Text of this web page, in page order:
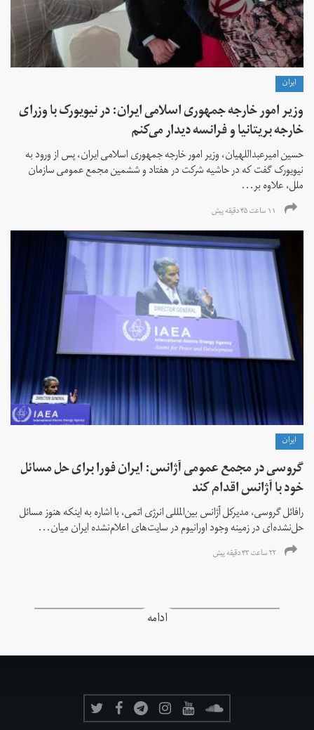
ايران
وزیر امور خارجه جمهوری اسلامی ایران: در نیویورک با وزرای
خارجه بریتانیا و فرانسه دیدار می‌کنم
حسین امیرعبداللهیان، وزیر امور خارجه جمهوری اسلامی ایران، پس از ورود به
نیویورک گفت که در حاشیه شرکت در هفتاد و ششمین مجمع عمومی سازمان
ملل، علاوه بر...
۱۱ ساعت ۴۵ دقیقه پیش
ايران
گروسی در مجمع عمومی آژانس: ایران فورا برای حل مسائل
خود با آژانس اقدام کند
رافائل گروسی، مدیرکل آژانس بین‌المللی انرژی اتمی، با اشاره به اینکه هنوز مسائل
حل‌نشده‌ای در زمینه وجود اورانیوم در سایت‌های اعلام‌نشده ایران میان...
۲۲ ساعت ۴۳ دقیقه پیش
ادامه